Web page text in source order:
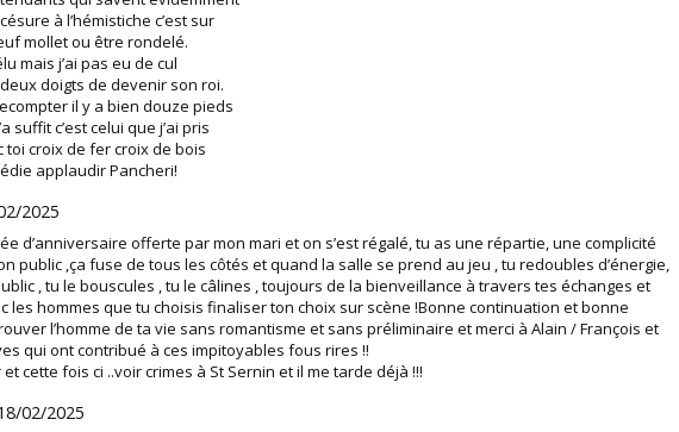
à l’hémistiche c’est sur
mollet ou être rondelé.
mais j’ai pas eu de cul
deux doigts de devenir son roi.
il y a bien douze pieds
suffit c’est celui que j’ai pris
toi croix de fer croix de bois
applaudir Pancheri!
2025
d’anniversaire offerte par mon mari et on s’est régalé, tu as une répartie, une complicité
public ,ça fuse de tous les côtés et quand la salle se prend au jeu , tu redoubles d’énergie,
, tu le bouscules , tu le câlines , toujours de la bienveillance à travers tes échanges et
les hommes que tu choisis finaliser ton choix sur scène !Bonne continuation et bonne
l’homme de ta vie sans romantisme et sans préliminaire et merci à Alain / François et
qui ont contribué à ces impitoyables fous rires !!
cette fois ci ..voir crimes à St Sernin et il me tarde déjà !!!
02/2025